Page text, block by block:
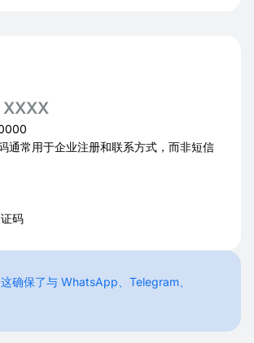
通常用于企业注册和联系方式，而非短信
码
确保了与 WhatsApp、Telegram、